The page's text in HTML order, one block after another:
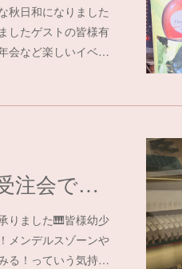
秋日和になりました
したゲストの皆様有
会など楽しいイベ…
今週末はワイン試飲会・受注会です🍷
りました🎹皆様幼少
メンデルスゾーンや
る！っていう気持…